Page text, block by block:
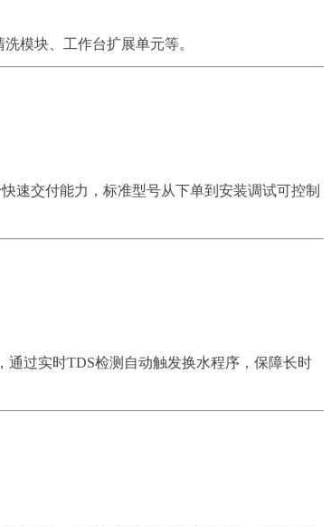
模块、工作台扩展单元等。
速交付能力，标准型号从下单到安装调试可控制
过实时TDS检测自动触发换水程序，保障长时